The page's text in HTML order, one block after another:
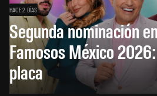
HACE 2 DÍAS
Segunda nominación
Famosos México
placa